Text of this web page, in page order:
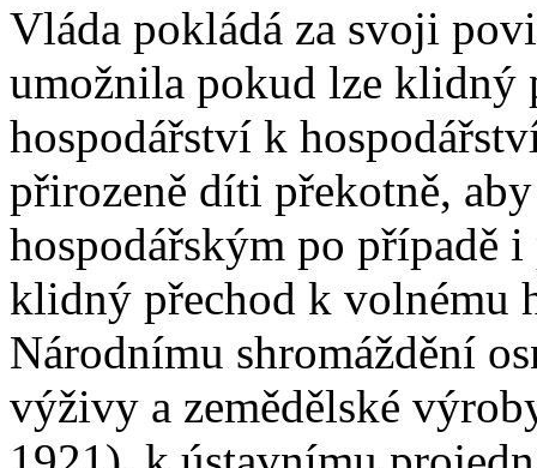
Vláda pokládá za svoji
umožnila pokud lze klidný
hospodářství k
přirozeně díti překotně,
hospodářským po případě
klidný přechod k volnému
Národnímu shromáždění
výživy a zemědělské